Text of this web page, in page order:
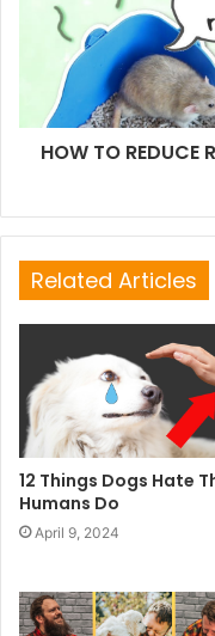
HOW TO REDUCE
Related Articles
12 Things Dogs Hate
Humans Do
April 9, 2024